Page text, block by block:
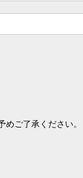
ご了承ください。